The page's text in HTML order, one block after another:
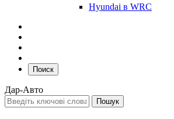
Hyundai в WRC
Поиск
Дар-Авто